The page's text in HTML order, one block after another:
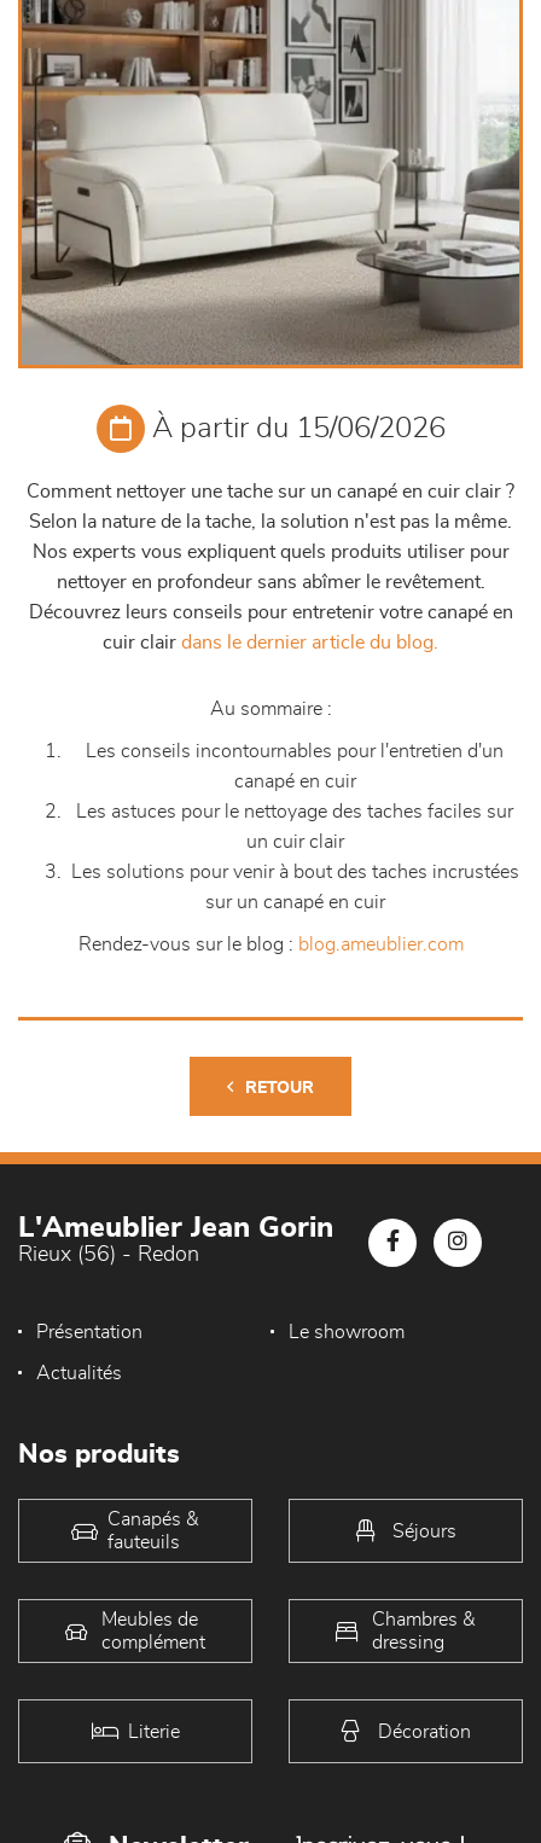
décoration
À partir du 15/06/2026
Comment nettoyer une tache sur un canapé en cuir clair ?
Selon la nature de la tache, la solution n'est pas la même.
Nos experts vous expliquent quels produits utiliser pour
nettoyer en profondeur sans abîmer le revêtement.
Découvrez leurs conseils pour entretenir votre canapé en
cuir clair dans le dernier article du blog.
Au sommaire :
Les conseils incontournables pour l'entretien d'un
canapé en cuir
Les astuces pour le nettoyage des taches faciles sur
un cuir clair
Les solutions pour venir à bout des taches incrustées
sur un canapé en cuir
Rendez-vous sur le blog : blog.ameublier.com
RETOUR
L'Ameublier Jean Gorin
Rieux (56) - Redon
Présentation Le showroom
Actualités
Nos produits
Canapés &
fauteuils
Séjours
Meubles de
complément
Chambres &
dressing
Literie Décoration